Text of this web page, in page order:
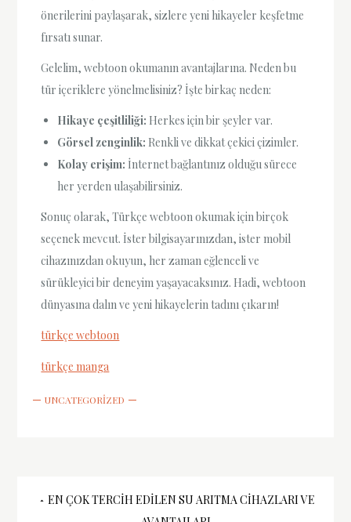
önerilerini paylaşarak, sizlere yeni hikayeler keşfetme
fırsatı sunar.
Gelelim, webtoon okumanın avantajlarına. Neden bu
tür içeriklere yönelmelisiniz? İşte birkaç neden:
Hikaye çeşitliliği: Herkes için bir şeyler var.
Görsel zenginlik: Renkli ve dikkat çekici çizimler.
Kolay erişim: İnternet bağlantınız olduğu sürece
her yerden ulaşabilirsiniz.
Sonuç olarak, Türkçe webtoon okumak için birçok
seçenek mevcut. İster bilgisayarınızdan, ister mobil
cihazınızdan okuyun, her zaman eğlenceli ve
sürükleyici bir deneyim yaşayacaksınız. Hadi, webtoon
dünyasına dalın ve yeni hikayelerin tadını çıkarın!
türkçe webtoon
türkçe manga
UNCATEGORIZED
Yazı
EN ÇOK TERCIH EDILEN SU ARITMA CIHAZLARI VE